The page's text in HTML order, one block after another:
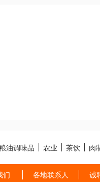
油调味品 农业 茶饮 肉
们 各地联系人 诚